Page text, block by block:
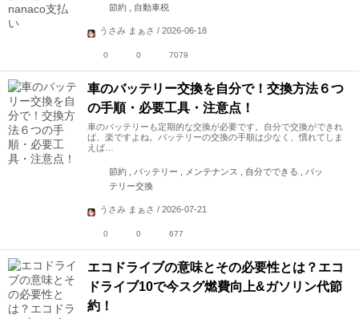
節約 , 自動車税
うさみ まぁさ / 2026-06-18
0 0 7079
車のバッテリー交換を自分で！交換方法６つ
の手順・必要工具・注意点！
車のバッテリーも定期的な交換が必要です。自分で交換ができれ
ば、楽ですよね。バッテリーの交換の手順は少なく、慣れてしま
えば…
節約 , バッテリー , メンテナンス , 自分でできる , バッ
テリー交換
うさみ まぁさ / 2026-07-21
0 0 677
エコドライブの意味とその必要性とは？エコ
ドライブ10で今スグ燃費向上&ガソリン代節
約！